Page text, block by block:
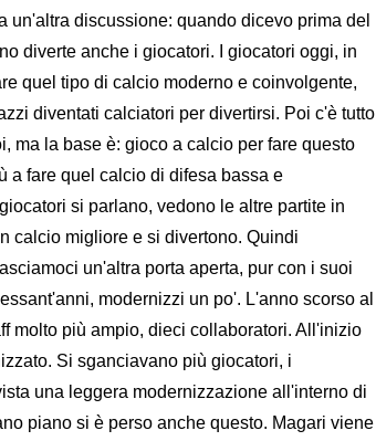
discussione: quando dicevo prima del
diverte anche i giocatori. I giocatori oggi, in
quel tipo di calcio moderno e coinvolgente,
diventati calciatori per divertirsi. Poi c'è tutto
ma la base è: gioco a calcio per fare questo
a fare quel calcio di difesa bassa e
si parlano, vedono le altre partite in
calcio migliore e si divertono. Quindi
un'altra porta aperta, pur con i suoi
modernizzi un po'. L'anno scorso al
molto più ampio, dieci collaboratori. All'inizio
Si sganciavano più giocatori, i
una leggera modernizzazione all'interno di
piano si è perso anche questo. Magari viene